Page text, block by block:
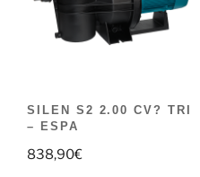
SILEN S2 2.00 CV? TRI
– ESPA
838,90€